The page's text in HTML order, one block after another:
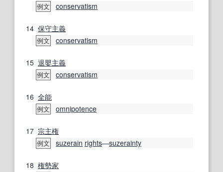
例文 conservatism
14 保守主義
例文 conservatism
15 退嬰主義
例文 conservatism
16 全能
例文 omnipotence
17 宗主権
例文 suzerain rights―suzerainty
18 権勢家